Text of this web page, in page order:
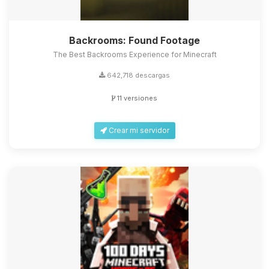
Backrooms: Found Footage
The Best Backrooms Experience for Minecraft
642,718 descargas
11 versiones
Crear mi servidor